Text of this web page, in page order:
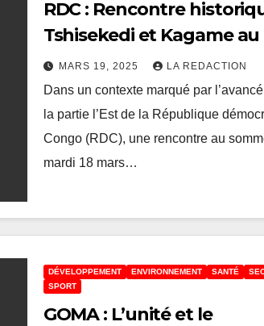
RDC : Rencontre
Tshisekedi et Kagame au
un pas vers la paix dans
RDC ?
MARS 19, 2025 LA REDACTION
Dans un contexte marqué par
la partie l’Est de la République
Congo (RDC), une rencontre au
mardi 18 mars…
DÉVELOPPEMENT ENVIRONNEMENT SANTÉ
SPORT
GOMA : L’unité et le